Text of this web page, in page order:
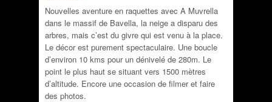
Nouvelles aventure en raquettes avec A Muvrella
dans le massif de Bavella, la neige a disparu des
arbres, mais c’est du givre qui est venu à la place.
Le décor est purement spectaculaire. Une boucle
d’environ 10 kms pour un dénivelé de 280m. Le
point le plus haut se situant vers 1500 mètres
d’altitude. Encore une occasion de filmer et faire
des photos.